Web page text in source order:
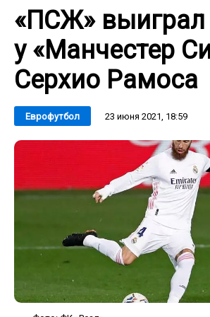
«ПСЖ» выиграл
у «Манчестер
Серхио Рамоса
Еврофутбол 23 июня 2021, 18:59